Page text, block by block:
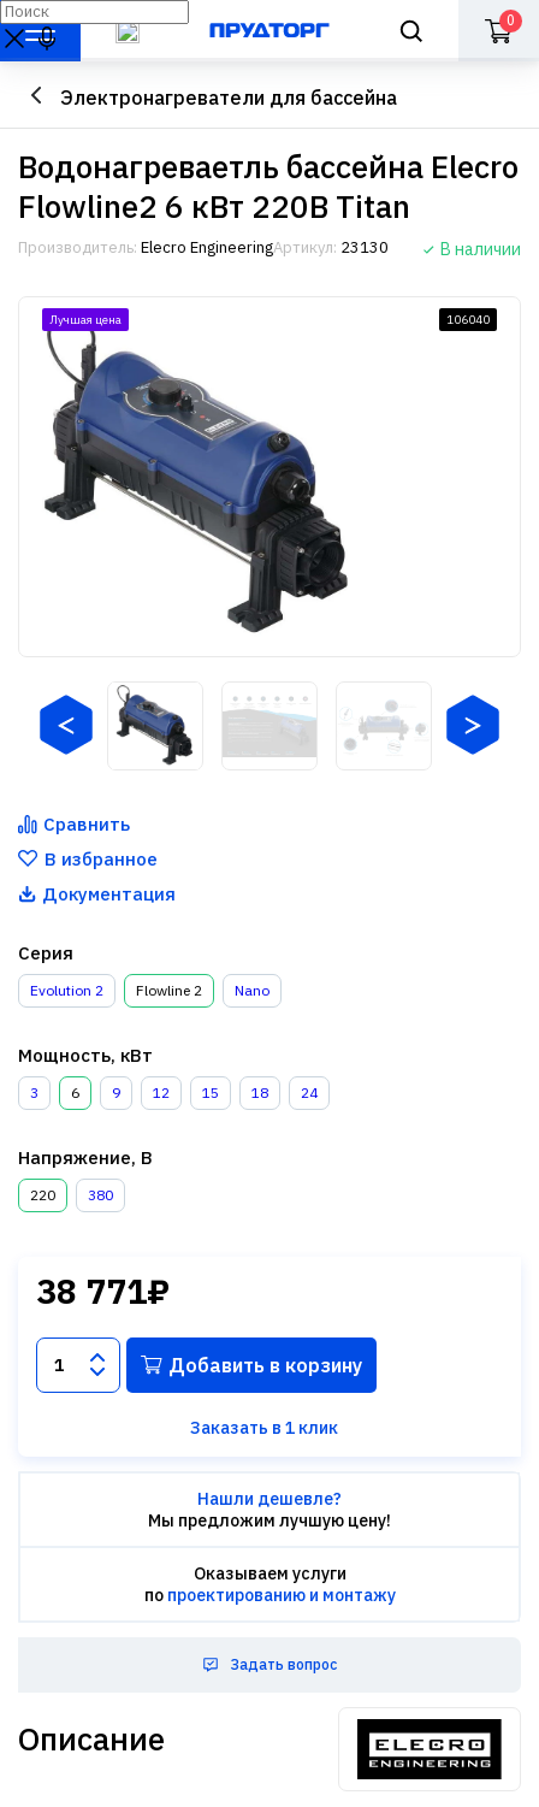
0
Электронагреватели для бассейна
Водонагреваетль бассейна Elecro
Flowline2 6 кВт 220В Titan
Производитель: Elecro EngineeringАртикул: 23130 В наличии
106040
Лучшая цена
Сравнить
В избранное
Документация
Серия
Evolution 2 Flowline 2 Nano
Мощность, кВт
3 6 9 12 15 18 24
Напряжение, В
220 380
38 771₽
Добавить в корзину
Заказать в 1 клик
Нашли дешевле?
Мы предложим лучшую цену!
Оказываем услуги
по проектированию и монтажу
Задать вопрос
Описание